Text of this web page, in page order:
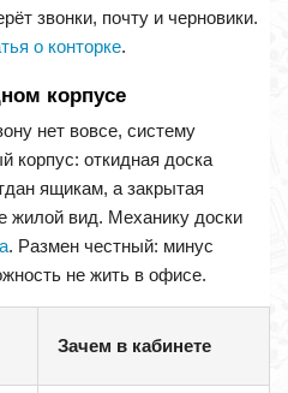
звонки, почту и черновики.
о конторке.
корпусе
нет вовсе, систему
корпус: откидная доска
ящикам, а закрытая
жилой вид. Механику доски
. Размен честный: минус
не жить в офисе.
Зачем в кабинете